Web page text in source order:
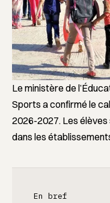
Le ministère de
Sports a confirmé le
2026-2027. Les
dans les
En bref